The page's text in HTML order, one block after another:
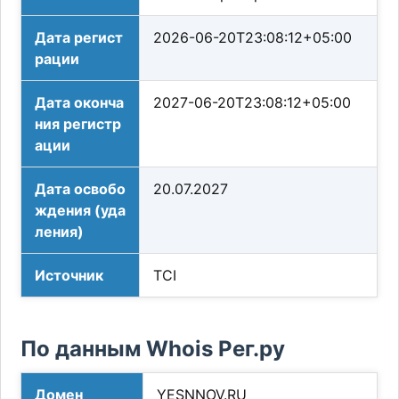
Дата регист
рации
2026-06-20T23:08:12+05:00
Дата оконча
ния регистр
ации
2027-06-20T23:08:12+05:00
Дата освобо
ждения (уда
ления)
20.07.2027
Источник TCI
По данным Whois Рег.ру
Домен YESNNOV.RU